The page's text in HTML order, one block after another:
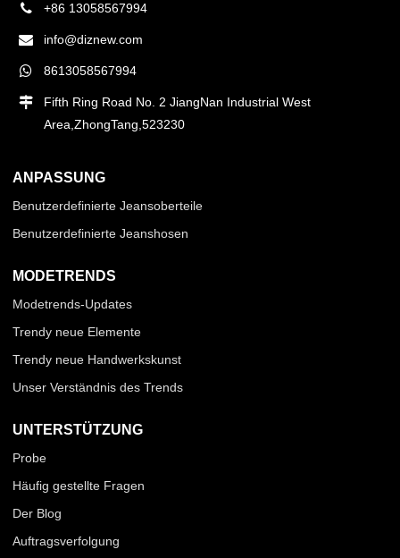
+86 13058567994
info@diznew.com
8613058567994
Fifth Ring Road No. 2 JiangNan Industrial West
Area,ZhongTang,523230
ANPASSUNG
Benutzerdefinierte Jeansoberteile
Benutzerdefinierte Jeanshosen
MODETRENDS
Modetrends-Updates
Trendy neue Elemente
Trendy neue Handwerkskunst
Unser Verständnis des Trends
UNTERSTÜTZUNG
Probe
Häufig gestellte Fragen
Der Blog
Auftragsverfolgung